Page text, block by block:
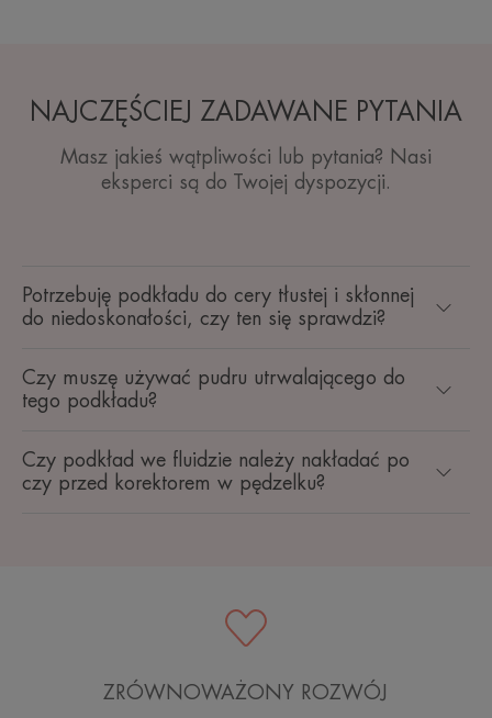
NAJCZĘŚCIEJ ZADAWANE PYTANIA
Masz jakieś wątpliwości lub pytania? Nasi
eksperci są do Twojej dyspozycji.
Potrzebuję podkładu do cery tłustej i skłonnej
do niedoskonałości, czy ten się sprawdzi?
Czy muszę używać pudru utrwalającego do
tego podkładu?
Czy podkład we fluidzie należy nakładać po
czy przed korektorem w pędzelku?
ZRÓWNOWAŻONY ROZWÓJ